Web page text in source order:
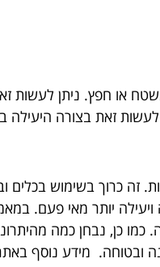
חפץ. ניתן לעשות זאת
לעשות זאת בצורה
זה כרוך בשימוש
ויעילה יותר מאי פעם.
כן, נבחן כמה
ובטוחה. מידע נוסף